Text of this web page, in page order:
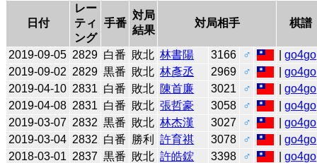
日付
レー
ティ
ング
手番
対局
結果
対局相手 棋譜
2019-09-05 2829 白番 敗北 林書陽 3166 ♂ |go4go
2019-09-02 2829 黒番 敗北 林彥丞 2969 ♂ |go4go
2019-04-10 2831 白番 敗北 陳首廉 3021 ♂ |go4go
2019-04-08 2831 白番 敗北 張哲豪 3058 ♂ |go4go
2019-03-07 2832 黒番 敗北 林杰漢 3027 ♂ |go4go
2019-03-04 2832 白番 勝利 許育祺 3078 ♂ |go4go
2018-03-01 2837 黒番 敗北 許皓鋐 3398 ♂ |go4go